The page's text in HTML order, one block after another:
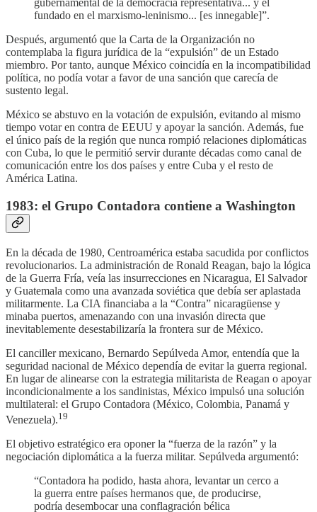
gubernamental de la democracia representativa... y el
fundado en el marxismo-leninismo... [es innegable]”.
Después, argumentó que la Carta de la Organización no
contemplaba la figura jurídica de la “expulsión” de un Estado
miembro. Por tanto, aunque México coincidía en la incompatibilidad
política, no podía votar a favor de una sanción que carecía de
sustento legal.
México se abstuvo en la votación de expulsión, evitando al mismo
tiempo votar en contra de EEUU y apoyar la sanción. Además, fue
el único país de la región que nunca rompió relaciones diplomáticas
con Cuba, lo que le permitió servir durante décadas como canal de
comunicación entre los dos países y entre Cuba y el resto de
América Latina.
1983: el Grupo Contadora contiene a Washington
En la década de 1980, Centroamérica estaba sacudida por conflictos
revolucionarios. La administración de Ronald Reagan, bajo la lógica
de la Guerra Fría, veía las insurrecciones en Nicaragua, El Salvador
y Guatemala como una avanzada soviética que debía ser aplastada
militarmente. La CIA financiaba a la “Contra” nicaragüense y
minaba puertos, amenazando con una invasión directa que
inevitablemente desestabilizaría la frontera sur de México.
El canciller mexicano, Bernardo Sepúlveda Amor, entendía que la
seguridad nacional de México dependía de evitar la guerra regional.
En lugar de alinearse con la estrategia militarista de Reagan o apoyar
incondicionalmente a los sandinistas, México impulsó una solución
multilateral: el Grupo Contadora (México, Colombia, Panamá y
Venezuela).19
El objetivo estratégico era oponer la “fuerza de la razón” y la
negociación diplomática a la fuerza militar. Sepúlveda argumentó:
“Contadora ha podido, hasta ahora, levantar un cerco a
la guerra entre países hermanos que, de producirse,
podría desembocar una conflagración bélica